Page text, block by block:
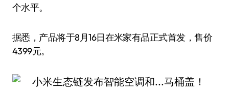
个水平。
据悉，产品将于8月16日在米家有品正式首发，售价
4399元。